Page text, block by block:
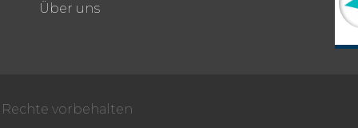
Über uns
vorbehalten